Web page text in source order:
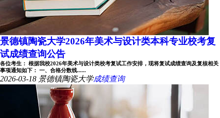
景德镇陶瓷大学2026年美术与设计类本科专业校考复
试成绩查询公告
各位考生： 根据我校2026年美术与设计类校考复试工作安排，现将复试成绩查询及复核相关
事项通知如下： 一、合格分数线......
2026-03-18 景德镇陶瓷大学成绩查询